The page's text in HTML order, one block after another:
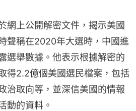
網上公開解密文件，揭示美國
聲稱在2020年大選時，中國進
選舉數據。他表示根據解密的
得2.2億個美國選民檔案，包括
治取向等，並深信美國的情報
動的資料。